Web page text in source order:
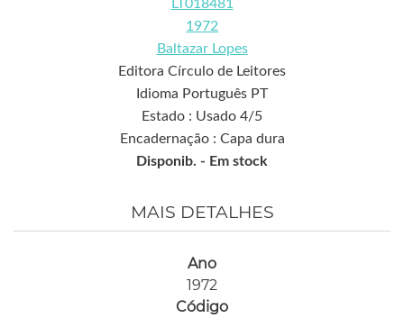
LT018481
1972
Baltazar Lopes
Editora Círculo de Leitores
Idioma Português PT
Estado : Usado 4/5
Encadernação : Capa dura
Disponib. - Em stock
MAIS DETALHES
Ano
1972
Código